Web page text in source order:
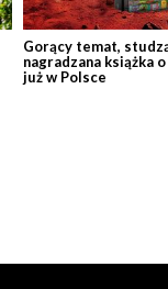
Gorący temat,
nagradzana książka
już w Polsce